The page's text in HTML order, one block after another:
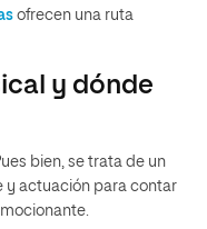
ofrecen una ruta
y dónde
bien, se trata de un
y actuación para contar